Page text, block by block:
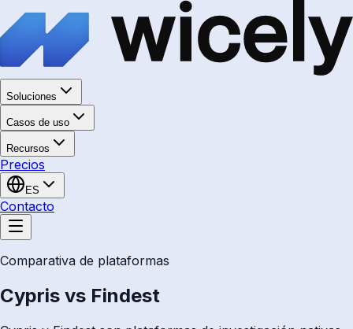
Soluciones
Casos de uso
Recursos
Precios
ES
Contacto
Comparativa de plataformas
Cypris vs Findest